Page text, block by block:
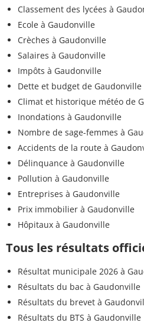
Classement des lycées à
Ecole à Gaudonville
Crèches à Gaudonville
Salaires à Gaudonville
Impôts à Gaudonville
Dette et budget de Gaudonville
Climat et historique météo de
Inondations à Gaudonville
Nombre de sage-femmes à
Accidents de la route à
Délinquance à Gaudonville
Pollution à Gaudonville
Entreprises à Gaudonville
Prix immobilier à Gaudonville
Hôpitaux à Gaudonville
Tous les résultats
Résultat municipale 2026 à
Résultats du bac à Gaudonville
Résultats du brevet à
Résultats du BTS à Gaudonville